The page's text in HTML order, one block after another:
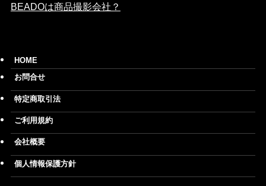
BEADOは商品撮影会社？
HOME
お問合せ
特定商取引法
ご利用規約
会社概要
個人情報保護方針